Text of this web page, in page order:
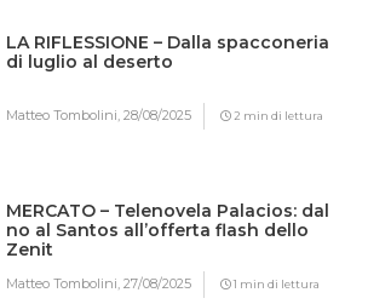
LA RIFLESSIONE – Dalla spacconeria
di luglio al deserto
Matteo Tombolini,28/08/2025 2 min di lettura
MERCATO – Telenovela Palacios: dal
no al Santos all’offerta flash dello
Zenit
Matteo Tombolini,27/08/2025 1 min di lettura